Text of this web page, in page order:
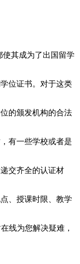
使其成为了出国留学
位证书。对于这类
的颁发机构的合法
有一些学校或者是
交齐全的认证材
、授课时限、教学
线为您解决疑难，